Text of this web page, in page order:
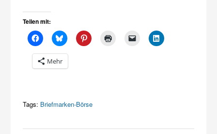
Teilen mit:
Mehr
Tags: Briefmarken-Börse